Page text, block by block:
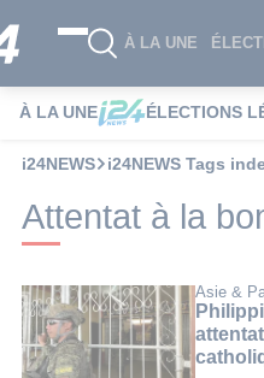
À LA UNE
À LA UNE ÉLECTIONS
i24NEWS i24NEWS Tags
Attentat à la
Asie &